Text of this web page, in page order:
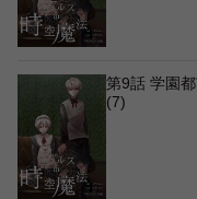
第9話 学園
(7)